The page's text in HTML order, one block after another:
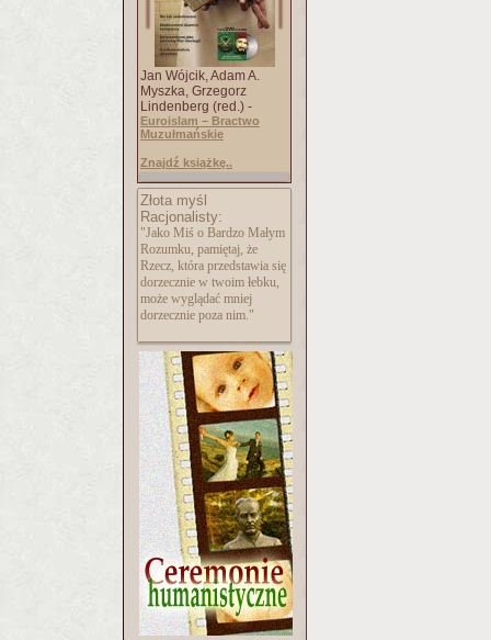
Jan Wójcik, Adam A.
Myszka, Grzegorz
Lindenberg (red.) -
Euroislam – Bractwo
Muzułmańskie
Znajdź książkę..
Złota myśl
Racjonalisty:
"Jako Miś o Bardzo Małym
Rozumku, pamiętaj, że
Rzecz, która przedstawia się
dorzecznie w twoim łebku,
może wyglądać mniej
dorzecznie poza nim."